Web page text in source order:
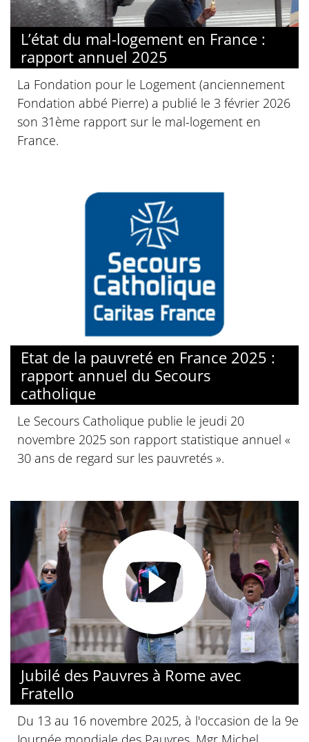
L’état du mal-logement en France :
rapport annuel 2025
La Fondation pour le Logement (anciennement
Fondation abbé Pierre) a publié le 3 février 2026
son 31ème rapport sur le mal-logement en
France.
Etat de la pauvreté en France 2025 :
rapport annuel du Secours
catholique
Le Secours Catholique publie le jeudi 20
novembre 2025 son rapport statistique annuel «
30 ans de regard sur les pauvretés ».
Jubilé des Pauvres à Rome avec
Fratello
Du 13 au 16 novembre 2025, à l'occasion de la 9e